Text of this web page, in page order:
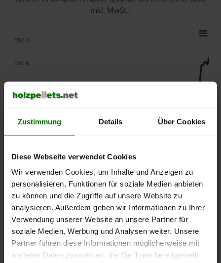
Zustimmung Details Über Cookies
Diese Webseite verwendet Cookies
Wir verwenden Cookies, um Inhalte und Anzeigen zu
personalisieren, Funktionen für soziale Medien anbieten
zu können und die Zugriffe auf unsere Website zu
analysieren. Außerdem geben wir Informationen zu Ihrer
Verwendung unserer Website an unsere Partner für
soziale Medien, Werbung und Analysen weiter. Unsere
Partner führen diese Informationen möglicherweise mit
weiteren Daten zusammen, die Sie ihnen bereitgestellt
inkl. MwSt.:
lose Ware Sackware
September
Januar
Mai
250 €
300 €
500 €
550 €
Die aktuelle Preisentwicklung für Holzpellets in Deutschland
können Sie jederzeit auf unsererPelletspreise-Seite
nachvollziehen.